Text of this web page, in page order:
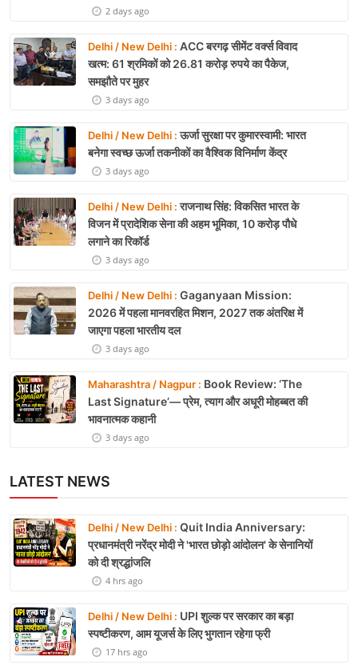
2 days ago
Delhi / New Delhi : ACC बरगढ़ सीमेंट वर्क्स विवाद
खत्म: 61 श्रमिकों को 26.81 करोड़ रुपये का पैकेज,
समझौते पर मुहर
3 days ago
Delhi / New Delhi :ऊर्जा सुरक्षा पर कुमारस्वामी: भारत
बनेगा स्वच्छ ऊर्जा तकनीकों का वैश्विक विनिर्माण केंद्र
3 days ago
Delhi / New Delhi :राजनाथ सिंह: विकसित भारत के
विजन में प्रादेशिक सेना की अहम भूमिका, 10 करोड़ पौधे
लगाने का रिकॉर्ड
3 days ago
Delhi / New Delhi : Gaganyaan Mission:
2026 में पहला मानवरहित मिशन, 2027 तक अंतरिक्ष में
जाएगा पहला भारतीय दल
3 days ago
Maharashtra / Nagpur : Book Review: ‘The
Last Signature’— प्रेम, त्याग और अधूरी मोहब्बत की
भावनात्मक कहानी
3 days ago
LATEST NEWS
Delhi / New Delhi : Quit India Anniversary:
प्रधानमंत्री नरेंद्र मोदी ने 'भारत छोड़ो आंदोलन' के सेनानियों
को दी श्रद्धांजलि
4 hrs ago
Delhi / New Delhi : UPI शुल्क पर सरकार का बड़ा
स्पष्टीकरण, आम यूजर्स के लिए भुगतान रहेगा फ्री
17 hrs ago